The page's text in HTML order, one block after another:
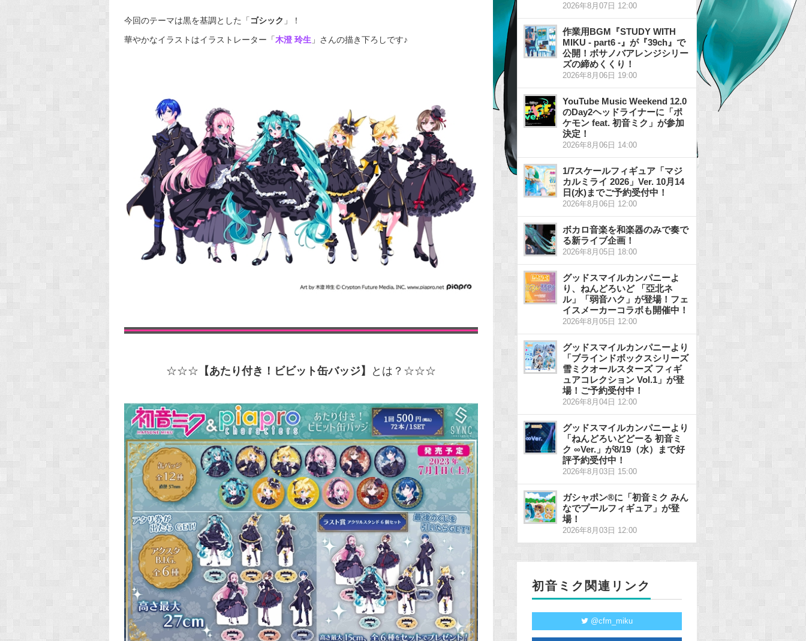
今回のテーマは黒を基調とした 「 ゴシック 」！
華やかなイラストはイラストレーター「木澄 玲生 」さんの描き下ろしです♪
☆☆☆ 【あたり付き！ビビット缶バッジ】 とは？☆☆☆
2026年8月07日 12:00
作業用BGM『STUDY WITH
MIKU - part6 -』が『39ch』で
公開！ボサノバアレンジシリー
ズの締めくくり！
2026年8月06日 19:00
YouTube Music Weekend 12.0
のDay2ヘッドライナーに「ポ
ケモン feat. 初音ミク」が参加
決定！
2026年8月06日 14:00
1/7スケールフィギュア「マジ
カルミライ 2026」Ver. 10月14
日(水)までご予約受付中！
2026年8月06日 12:00
ボカロ音楽を和楽器のみで奏で
る新ライブ企画！
2026年8月05日 18:00
グッドスマイルカンパニーよ
り、ねんどろいど 「亞北ネ
ル」「弱音ハク」が登場！フェ
イスメーカーコラボも開催中！
2026年8月05日 12:00
グッドスマイルカンパニーより
「ブラインドボックスシリーズ
雪ミクオールスターズ フィギ
ュアコレクション Vol.1」が登
場！ご予約受付中！
2026年8月04日 12:00
グッドスマイルカンパニーより
「ねんどろいどどーる 初音ミ
ク ∞Ver.」が8/19（水）まで好
評予約受付中！
2026年8月03日 15:00
ガシャポン®に「初音ミク みん
なでプールフィギュア」が登
場！
2026年8月03日 12:00
初音ミク関連リンク
@cfm_miku